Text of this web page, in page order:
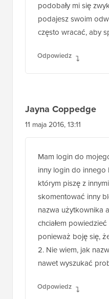
Po prostu nie
zanim nie
podobały mi się
często wracać, aby
Jayna Coppedge
11 maja 2016, 13:11
Mam login do
inny login do innego
którym piszę z
skomentować inny
nazwa użytkownika
chciałem
ponieważ boję się,
nawet wyszukać